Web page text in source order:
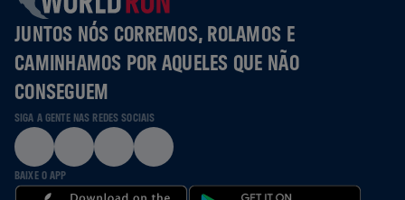
JUNTOS NÓS CORREMOS, ROLAMOS E
CAMINHAMOS POR AQUELES QUE NÃO
CONSEGUEM
SIGA A GENTE NAS REDES SOCIAIS
BAIXE O APP